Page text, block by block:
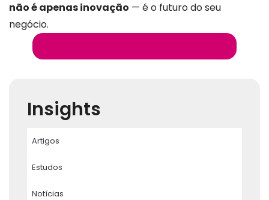
não é apenas inovação — é o futuro do seu
negócio.
Insights
Artigos
Estudos
Notícias